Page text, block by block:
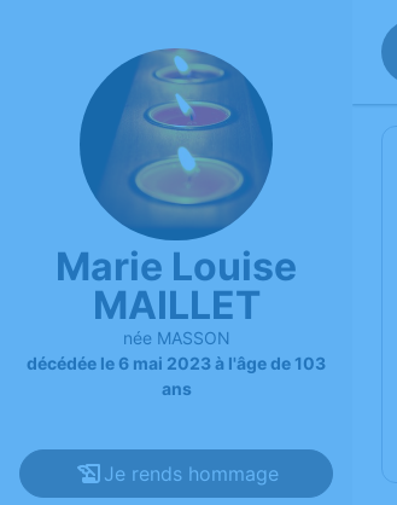
Marie Louise
MAILLET
née MASSON
décédée le 6 mai 2023 à l'âge de 103
ans
Je rends hommage